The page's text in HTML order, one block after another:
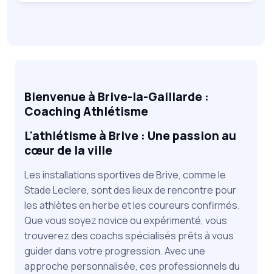
Bienvenue à Brive-la-Gaillarde :
Coaching Athlétisme
L'athlétisme à Brive : Une passion au
cœur de la ville
Les installations sportives de Brive, comme le
Stade Leclere, sont des lieux de rencontre pour
les athlètes en herbe et les coureurs confirmés.
Que vous soyez novice ou expérimenté, vous
trouverez des coachs spécialisés prêts à vous
guider dans votre progression. Avec une
approche personnalisée, ces professionnels du